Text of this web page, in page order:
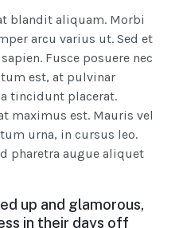
blandit aliquam. Morbi
arcu varius ut. Sed et
Fusce posuere nec
est, at pulvinar
tincidunt placerat.
maximus est. Mauris vel
urna, in cursus leo.
pharetra augue aliquet
up and glamorous,
in their days off